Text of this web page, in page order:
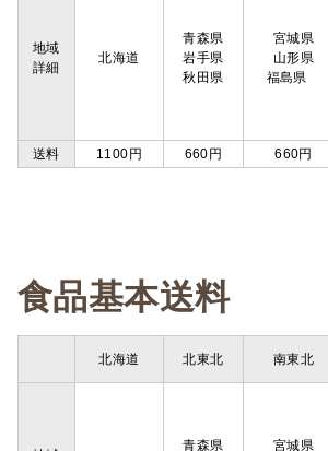
地域
詳細
北海道
青森県
岩手県
秋田県
宮城県
山形県
福島県
送料
1100円 660円 660円
食品基本送
北海道 北東北 南東北
青森県 宮城県